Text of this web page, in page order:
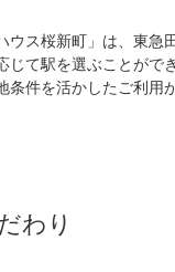
ウス桜新町」は、東
て駅を選ぶことが
件を活かしたご利
わり